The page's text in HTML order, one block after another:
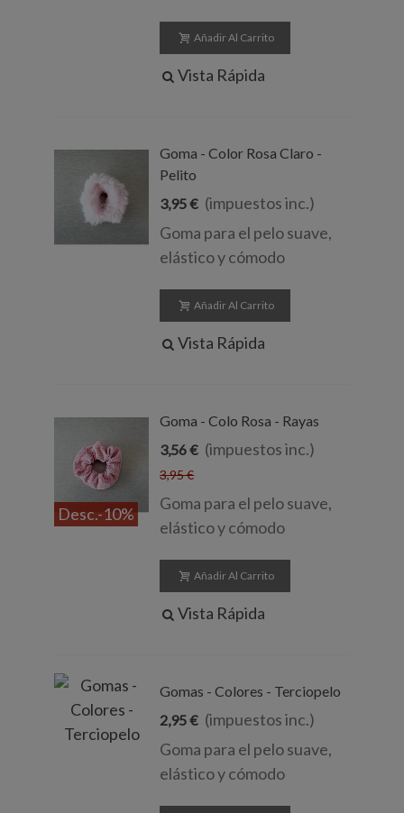
Añadir Al Carrito
Vista Rápida
Goma - Color Rosa Claro -
Pelito
3,95 € (impuestos inc.)
Goma para el pelo suave,
elástico y cómodo
Añadir Al Carrito
Vista Rápida
Desc.-10%
Goma - Colo Rosa - Rayas
3,56 € (impuestos inc.)
3,95 €
Goma para el pelo suave,
elástico y cómodo
Añadir Al Carrito
Vista Rápida
Gomas - Colores - Terciopelo
2,95 € (impuestos inc.)
Goma para el pelo suave,
elástico y cómodo